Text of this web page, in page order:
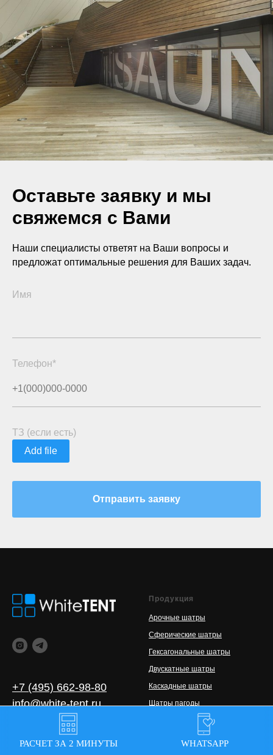
РАСЧЕТ ЗА 2 МИНУТЫ WHATSAPP
Оставьте заявку и мы
свяжемся с Вами
Наши специалисты ответят на Ваши вопросы и
предложат оптимальные решения для Ваших задач.
Имя
Телефон*
ТЗ (если есть)
Add file
Отправить заявку
+7 (495) 662-98-80
info@white-tent.ru
9:00 - 21:00
ежедневно
Продукция
Арочные шатры
Сферические шатры
Гексагональные шатры
Двускатные шатры
Каскадные шатры
Шатры пагоды
Эксклюзивные тентовые
конструкции